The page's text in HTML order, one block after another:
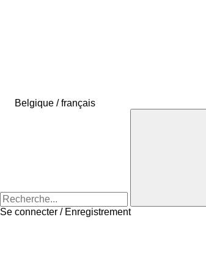
Belgique / français
Se connecter / Enregistrement